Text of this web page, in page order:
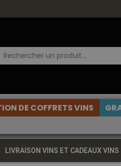
DE COFFRETS VINS
LIVRAISON VINS ET CADEAUX VINS